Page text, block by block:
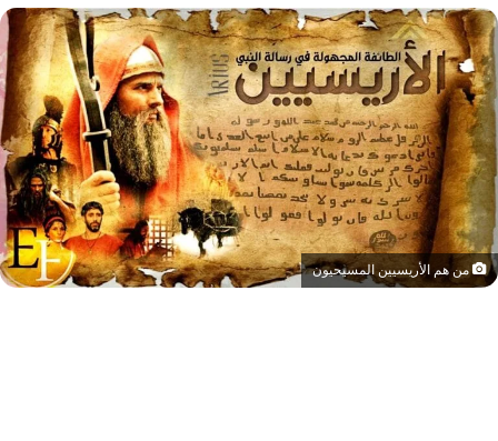
إلكترونيا
من هم الأريسيين المسيحيون